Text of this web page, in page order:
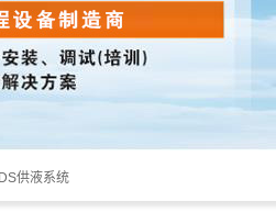
供液系统